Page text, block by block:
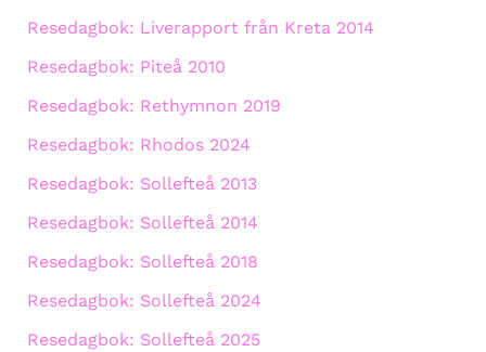
Resedagbok: Liverapport från Kreta 2014
Resedagbok: Piteå 2010
Resedagbok: Rethymnon 2019
Resedagbok: Rhodos 2024
Resedagbok: Sollefteå 2013
Resedagbok: Sollefteå 2014
Resedagbok: Sollefteå 2018
Resedagbok: Sollefteå 2024
Resedagbok: Sollefteå 2025